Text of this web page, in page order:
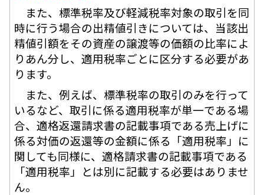
また、標準税率及び軽減税率対象の取引を同
時に行う場合の出精値引きについては、当該出
精値引額をその資産の譲渡等の価額の比率によ
りあん分し、適用税率ごとに区分する必要があ
ります。
また、例えば、標準税率の取引のみを行って
いるなど、取引に係る適用税率が単一である場
合、適格返還請求書の記載事項である売上げに
係る対価の返還等の金額に係る「適用税率」に
関しても同様に、適格請求書の記載事項である
「適用税率」とは別に記載する必要はありませ
ん。